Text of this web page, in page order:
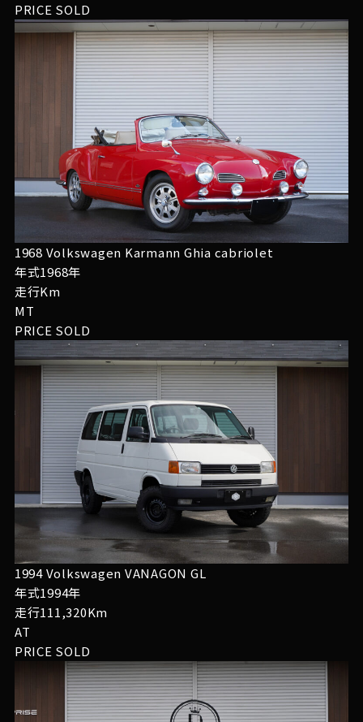
PRICE SOLD
1968 Volkswagen Karmann Ghia cabriolet
年式1968年
走行Km
MT
PRICE SOLD
1994 Volkswagen VANAGON GL
年式1994年
走行111,320Km
AT
PRICE SOLD